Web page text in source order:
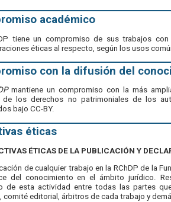
académico
tiene un compromiso de sus trabajos
éticas al respecto, según los usos
con la difusión del
mantiene un compromiso con la más
de los derechos no patrimoniales de los
bajo CC-BY.
éticas
ÉTICAS DE LA PUBLICACIÓN Y
de cualquier trabajo en la RChDP de la
del conocimiento en el ámbito jurídico.
de esta actividad entre todas las partes
comité editorial, árbitros de cada trabajo y